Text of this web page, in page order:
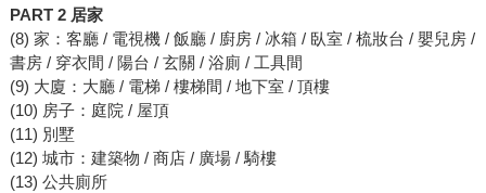
PART 2 居家
(8) 家：客廳 / 電視機 / 飯廳 / 廚房 / 冰箱 / 臥室 / 梳妝台 / 嬰兒房 /
書房 / 穿衣間 / 陽台 / 玄關 / 浴廁 / 工具間
(9) 大廈：大廳 / 電梯 / 樓梯間 / 地下室 / 頂樓
(10) 房子：庭院 / 屋頂
(11) 別墅
(12) 城市：建築物 / 商店 / 廣場 / 騎樓
(13) 公共廁所